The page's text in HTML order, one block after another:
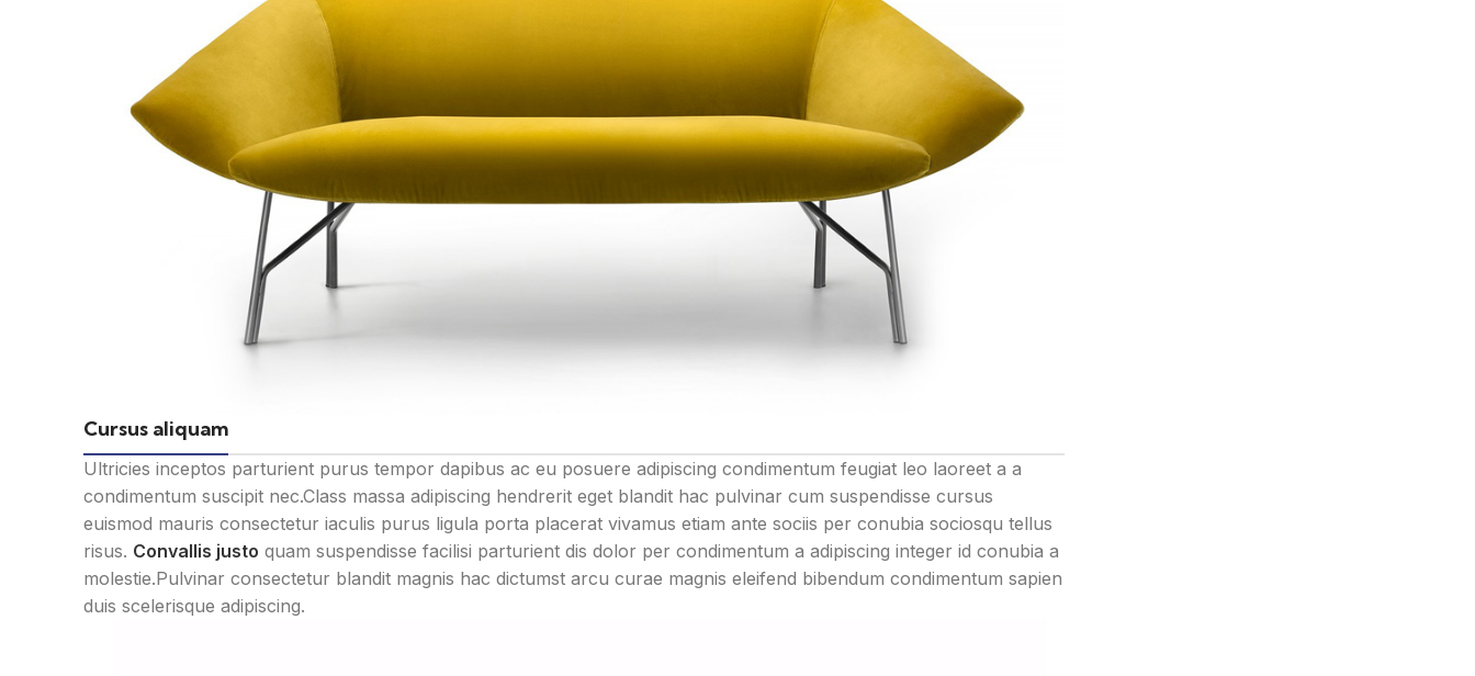
Cursus aliquam
Ultricies inceptos parturient purus tempor dapibus ac eu posuere adipiscing condimentum feugiat leo laoreet a a
condimentum suscipit nec.Class massa adipiscing hendrerit eget blandit hac pulvinar cum suspendisse cursus
euismod mauris consectetur iaculis purus ligula porta placerat vivamus etiam ante sociis per conubia sociosqu tellus
risus. Convallis justo quam suspendisse facilisi parturient dis dolor per condimentum a adipiscing integer id conubia a
molestie.Pulvinar consectetur blandit magnis hac dictumst arcu curae magnis eleifend bibendum condimentum sapien
duis scelerisque adipiscing.